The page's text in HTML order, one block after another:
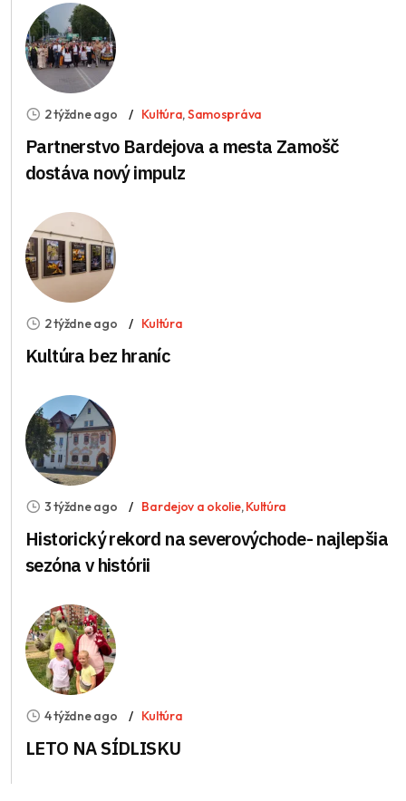
2 týždne ago Kultúra,Samospráva
Partnerstvo Bardejova a mesta Zamošč
dostáva nový impulz
2 týždne ago Kultúra
Kultúra bez hraníc
3 týždne ago Bardejov a okolie,Kultúra
Historický rekord na severovýchode- najlepšia
sezóna v histórii
4 týždne ago Kultúra
LETO NA SÍDLISKU